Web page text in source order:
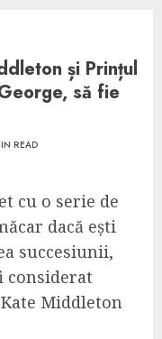
și Prințul
să fie
READ
cu o serie de
dacă ești
succesiunii,
considerat
Middleton